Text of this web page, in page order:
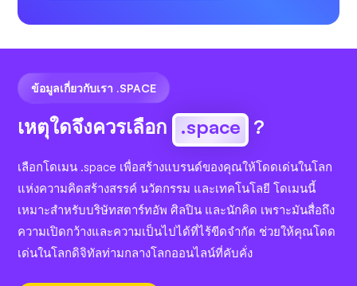
ข้อมูลเกี่ยวกับเรา .SPACE
เหตุใดจึงควรเลือก .space ?
เลือกโดเมน .space เพื่อสร้างแบรนด์ของคุณให้โดดเด่นในโลก
แห่งความคิดสร้างสรรค์ นวัตกรรม และเทคโนโลยี โดเมนนี้
เหมาะสำหรับบริษัทสตาร์ทอัพ ศิลปิน และนักคิด เพราะมันสื่อถึง
ความเปิดกว้างและความเป็นไปได้ที่ไร้ขีดจำกัด ช่วยให้คุณโดด
เด่นในโลกดิจิทัลท่ามกลางโลกออนไลน์ที่คับคั่ง